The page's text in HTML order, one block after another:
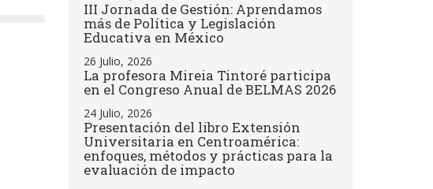
III Jornada de Gestión: Aprendamos
más de Política y Legislación
Educativa en México
26 Julio, 2026
La profesora Mireia Tintoré participa
en el Congreso Anual de BELMAS 2026
24 Julio, 2026
Presentación del libro Extensión
Universitaria en Centroamérica:
enfoques, métodos y prácticas para la
evaluación de impacto